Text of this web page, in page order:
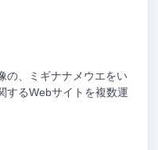
の、ミギナナメウエをい
するWebサイトを複数運